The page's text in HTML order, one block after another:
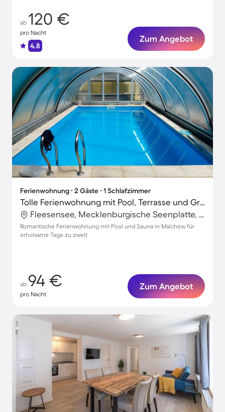
ab 120 €
pro Nacht
4.8
Zum Angebot
Ferienwohnung ∙ 2 Gäste ∙ 1 Schlafzimmer
Tolle Ferienwohnung mit Pool, Terrasse und Grill
Fleesensee, Mecklenburgische Seenplatte, Deutschland
Romantische Ferienwohnung mit Pool und Sauna in Malchow für
erholsame Tage zu zweit
ab 94 €
pro Nacht
Zum Angebot